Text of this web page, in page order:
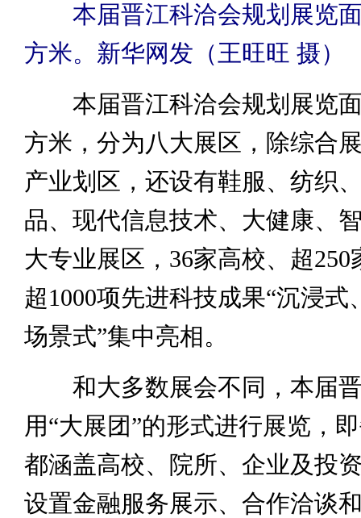
本届晋江科洽会规划展览
方米。新华网发（王旺旺 摄）
本届晋江科洽会规划展览面
方米，分为八大展区，除综合
产业划区，还设有鞋服、纺织
品、现代信息技术、大健康、
大专业展区，36家高校、超250
超1000项先进科技成果“沉浸式
场景式”集中亮相。
和大多数展会不同，本届晋
用“大展团”的形式进行展览，
都涵盖高校、院所、企业及投
设置金融服务展示、合作洽谈